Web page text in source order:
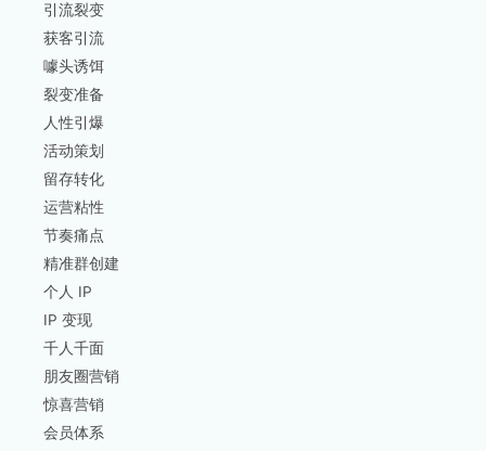
引流裂变
获客引流
噱头诱饵
裂变准备
人性引爆
活动策划
留存转化
运营粘性
节奏痛点
精准群创建
个人 IP
IP 变现
千人千面
朋友圈营销
惊喜营销
会员体系